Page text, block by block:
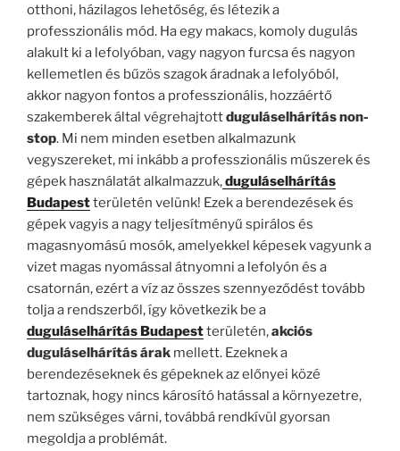
otthoni, házilagos lehetőség, és létezik a
professzionális mód. Ha egy makacs, komoly dugulás
alakult ki a lefolyóban, vagy nagyon furcsa és nagyon
kellemetlen és bűzös szagok áradnak a lefolyóból,
akkor nagyon fontos a professzionális, hozzáértő
szakemberek által végrehajtottduguláselhárítás non-
stop. Mi nem minden esetben alkalmazunk
vegyszereket, mi inkább a professzionális műszerek és
gépek használatát alkalmazzuk,duguláselhárítás
Budapestterületén velünk! Ezek a berendezések és
gépek vagyis a nagy teljesítményű spirálos és
magasnyomású mosók, amelyekkel képesek vagyunk a
vizet magas nyomással átnyomni a lefolyón és a
csatornán, ezért a víz az összes szennyeződést tovább
tolja a rendszerből, így következik be a
duguláselhárítás Budapestterületén,akciós
duguláselhárítás árak mellett. Ezeknek a
berendezéseknek és gépeknek az előnyei közé
tartoznak, hogy nincs károsító hatással a környezetre,
nem szükséges várni, továbbá rendkívül gyorsan
megoldja a problémát.